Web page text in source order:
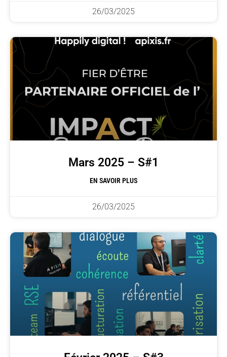
26/03/2025
Mars 2025 – S#1
EN SAVOIR PLUS
26/03/2025